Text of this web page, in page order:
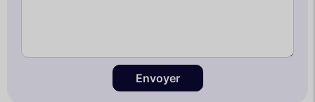
Envoyer